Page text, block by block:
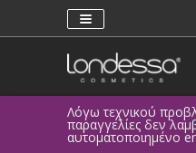
Λόγω τεχνικού
παραγγελίες δεν
αυτοματοποιημένο
Προϊόντα